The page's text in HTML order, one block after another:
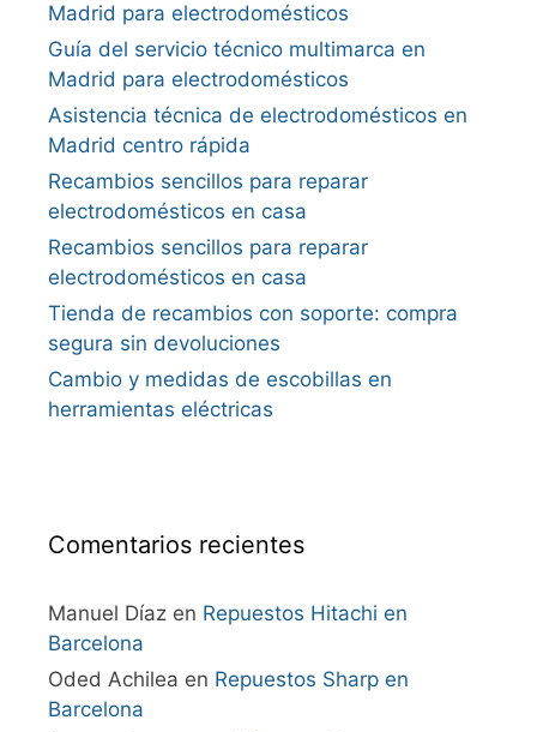
Madrid para electrodomésticos
Guía del servicio técnico multimarca en
Madrid para electrodomésticos
Asistencia técnica de electrodomésticos en
Madrid centro rápida
Recambios sencillos para reparar
electrodomésticos en casa
Recambios sencillos para reparar
electrodomésticos en casa
Tienda de recambios con soporte: compra
segura sin devoluciones
Cambio y medidas de escobillas en
herramientas eléctricas
Comentarios recientes
Manuel Díaz en Repuestos Hitachi en
Barcelona
Oded Achilea en Repuestos Sharp en
Barcelona